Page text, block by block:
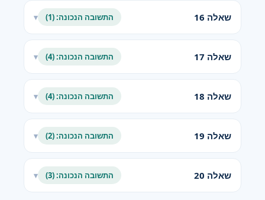
שאלה 16 התשובה הנכונה: (1) ▾
שאלה 17 התשובה הנכונה: (4) ▾
שאלה 18 התשובה הנכונה: (4) ▾
שאלה 19 התשובה הנכונה: (2) ▾
שאלה 20 התשובה הנכונה: (3) ▾